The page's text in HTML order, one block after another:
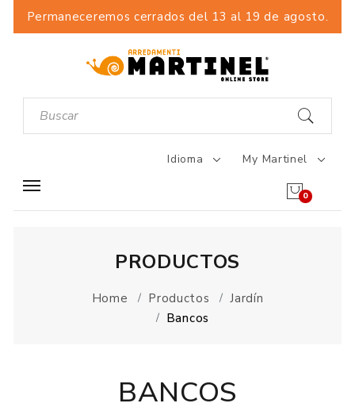
Permaneceremos cerrados del 13 al 19 de agosto.
Idioma My Martinel
0
PRODUCTOS
Home Productos
Jardín
Bancos
BANCOS